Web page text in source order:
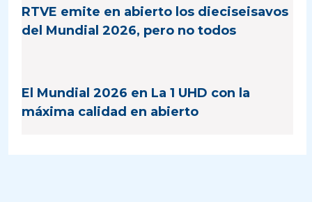
RTVE emite en abierto los dieciseisavos
del Mundial 2026, pero no todos
El Mundial 2026 en La 1 UHD con la
máxima calidad en abierto